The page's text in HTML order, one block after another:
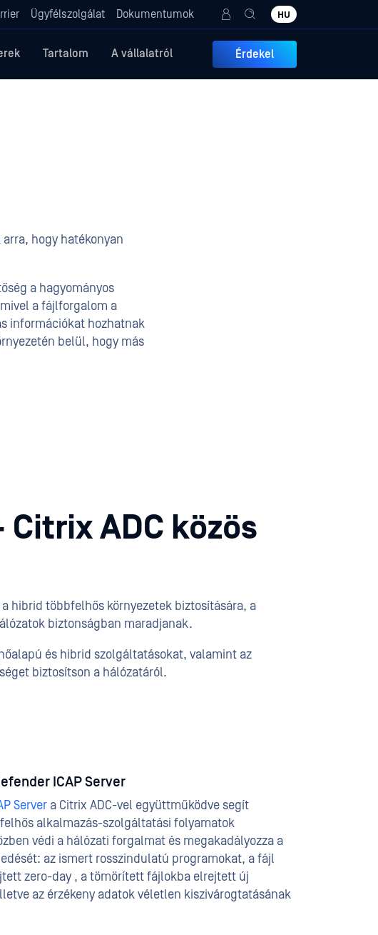
Ügyfélszolgálat Dokumentumok HU
Tartalom A vállalatról Érdekel
hogy hatékonyan
a hagyományos
a fájlforgalom a
információkat hozhatnak
belül, hogy más
ADC közös
a hibrid többfelhős környezetek biztosítására, a
biztonságban maradjanak.
és hibrid szolgáltatásokat, valamint az
biztosítson a hálózatáról.
ICAP Server
Server a Citrix ADC-vel együttműködve segít
alkalmazás-szolgáltatási folyamatok
védi a hálózati forgalmat és megakadályozza a
az ismert rosszindulatú programokat, a fájl
zero-day , a tömörített fájlokba elrejtett új
az érzékeny adatok véletlen kiszivárogtatásának